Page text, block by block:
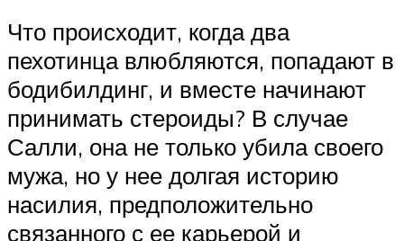
Что происходит, когда два
пехотинца влюбляются, попадают в
бодибилдинг, и вместе начинают
принимать стероиды? В случае
Салли, она не только убила своего
мужа, но у нее долгая историю
насилия, предположительно
связанного с ее карьерой и